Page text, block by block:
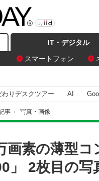
IT・デジタル
スマートフォン
わりデスクツアー AI
事 › 写真・画像
画素の薄型
」 2枚目の写